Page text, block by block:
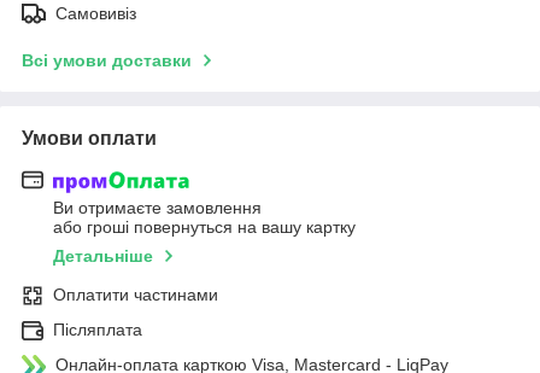
Самовивіз
Всі умови доставки
Умови оплати
Ви отримаєте замовлення
або гроші повернуться на вашу картку
Детальніше
Оплатити частинами
Післяплата
Онлайн-оплата карткою Visa, Mastercard - LiqPay